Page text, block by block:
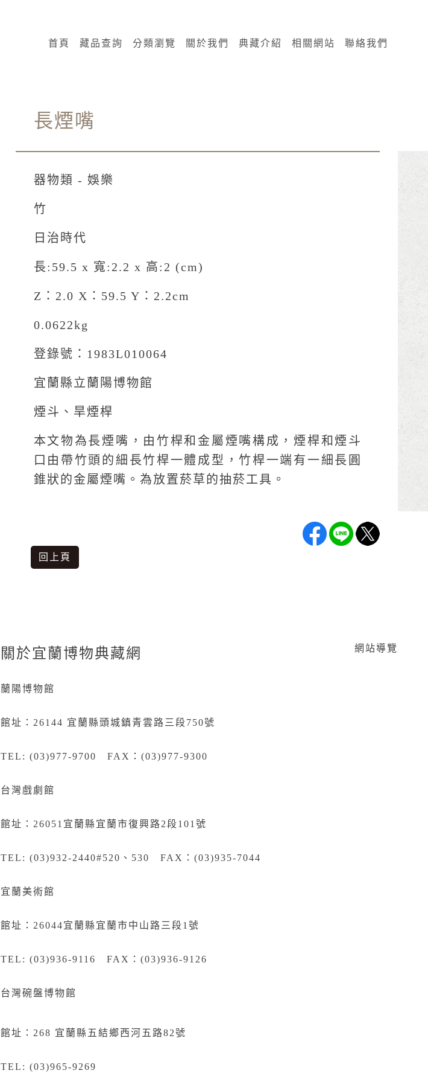
首頁 藏品查詢 分類瀏覽 關於我們 典藏介紹 相關網站 聯絡我們
長煙嘴
器物類 - 娛樂
竹
日治時代
長:59.5 x 寬:2.2 x 高:2 (cm)
Z：2.0 X：59.5 Y：2.2cm
0.0622kg
登錄號：1983L010064
宜蘭縣立蘭陽博物館
煙斗、旱煙桿
本文物為長煙嘴，由竹桿和金屬煙嘴構成，煙桿和煙斗
口由帶竹頭的細長竹桿一體成型，竹桿一端有一細長圓
錐狀的金屬煙嘴。為放置菸草的抽菸工具。
回上頁
關於宜蘭博物典藏網
蘭陽博物館
館址：26144 宜蘭縣頭城鎮青雲路三段750號
TEL: (03)977-9700 FAX：(03)977-9300
台灣戲劇館
館址：26051宜蘭縣宜蘭市復興路2段101號
TEL: (03)932-2440#520、530 FAX：(03)935-7044
宜蘭美術館
館址：26044宜蘭縣宜蘭市中山路三段1號
TEL: (03)936-9116 FAX：(03)936-9126
台灣碗盤博物館
館址：268 宜 蘭縣五結鄉西河五路82號
TEL: (03)965-9269
網站導覽